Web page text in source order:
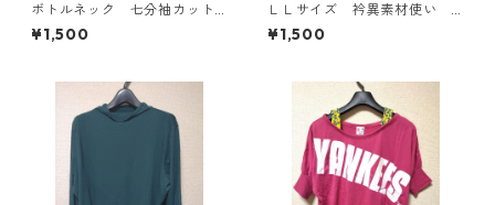
ボトルネック 七分袖カット
ソー ４Ｌ マスタード KA
E-4816
¥1,500
ＬＬサイズ 衿異素材使い
トッパーカーディガン グレ
ー KAE-4807
¥1,500